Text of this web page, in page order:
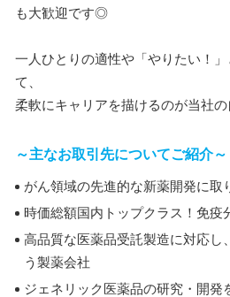
も大歓迎です◎
一人ひとりの適性や「やりたい！
て、
柔軟にキャリアを描けるのが当社
～主なお取引先についてご紹介～
がん領域の先進的な新薬開発に取
時価総額国内トップクラス！免疫
高品質な医薬品受託製造に対応し
う製薬会社
ジェネリック医薬品の研究・開発